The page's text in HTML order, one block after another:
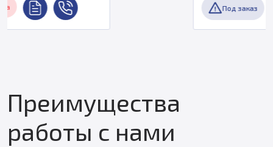
Преимущества
работы с нами